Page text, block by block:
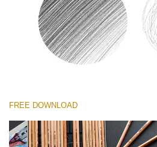
FREE DOWNLOAD